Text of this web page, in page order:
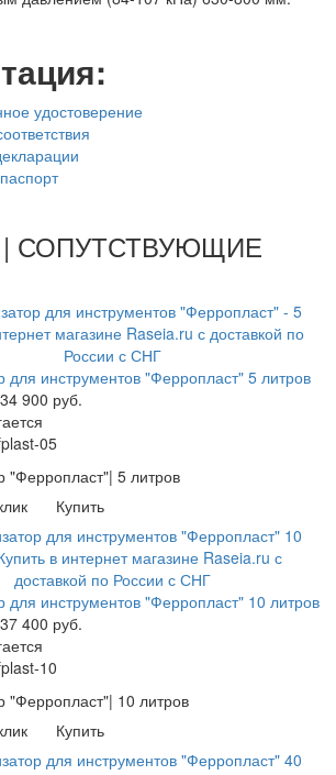
удостоверение
СОПУТСТВУЮЩИЕ
для инструментов "Ферропласт" 5 литров
34 900 руб.
05
"Ферропласт"| 5 литров
Купить
для инструментов "Ферропласт" 10 литров
37 400 руб.
10
"Ферропласт"| 10 литров
Купить